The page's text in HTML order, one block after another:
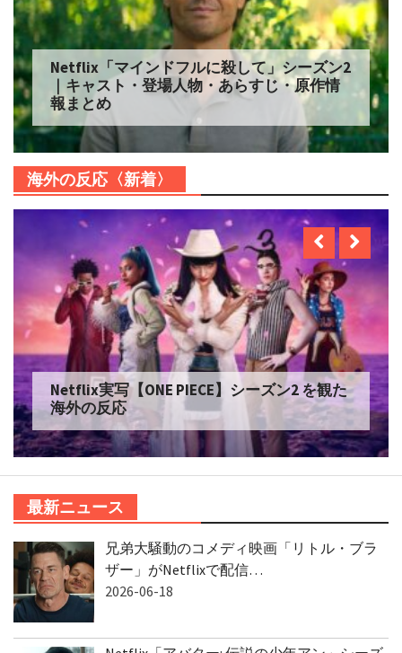
Netflix「マインドフルに殺して」シーズン2
｜キャスト・登場人物・あらすじ・原作情
報まとめ
海外の反応〈新着〉
Netflix実写【ONE PIECE】シーズン2 を観た
海外の反応
最新ニュース
兄弟大騒動のコメディ映画「リトル・ブラ
ザー」がNetflixで配信…
2026-06-18